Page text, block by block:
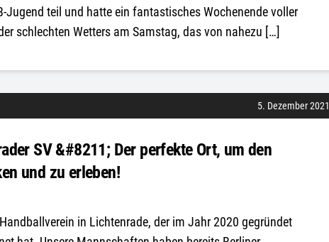
teil und hatte ein fantastisches Wochenende voller
schlechten Wetters am Samstag, das von nahezu […]
5. Dezember 2021
SV &#8211; Der perfekte Ort, um den
und zu erleben!
in Lichtenrade, der im Jahr 2020 gegründet